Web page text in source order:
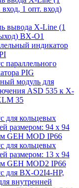
вход, 1 опт. вход)
вывода X-Line (1
BX-O1
индикатор
параллельного
PIG
модуль для
ASD 535 к X-
35
для кольцевых
размером: 94 x 94
GEH MOD IP66
для кольцевых
размером: 13 x 94
GEH MOD2 IP66
для BX-O2I4-HP,
внутренней